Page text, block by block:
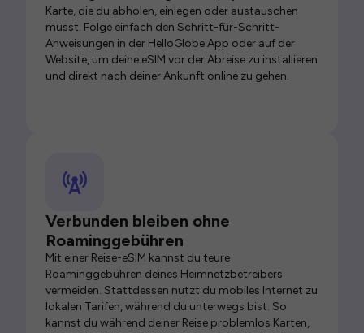
Karte, die du abholen, einlegen oder austauschen
musst. Folge einfach den Schritt-für-Schritt-
Anweisungen in der HelloGlobe App oder auf der
Website, um deine eSIM vor der Abreise zu installieren
und direkt nach deiner Ankunft online zu gehen.
Verbunden bleiben ohne
Roaminggebühren
Mit einer Reise-eSIM kannst du teure
Roaminggebühren deines Heimnetzbetreibers
vermeiden. Stattdessen nutzt du mobiles Internet zu
lokalen Tarifen, während du unterwegs bist. So
kannst du während deiner Reise problemlos Karten,